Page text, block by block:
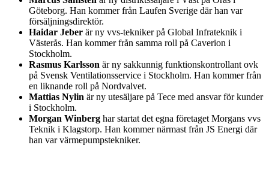
Göteborg. Han kommer från Laufen Sverige där han var
försäljningsdirektör.
Haidar Jeber är ny vvs-tekniker på Global Infrateknik i
Västerås. Han kommer från samma roll på Caverion i
Stockholm.
Rasmus Karlsson är ny sakkunnig funktionskontrollant ovk
på Svensk Ventilationsservice i Stockholm. Han kommer från
en liknande roll på Nordvalvet.
Mattias Nylin är ny utesäljare på Tece med ansvar för kunder
i Stockholm.
Morgan Winberg har startat det egna företaget Morgans vvs
Teknik i Klagstorp. Han kommer närmast från JS Energi där
han var värmepumpstekniker.